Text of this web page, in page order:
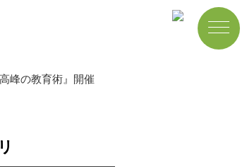
峰の教育術』開催